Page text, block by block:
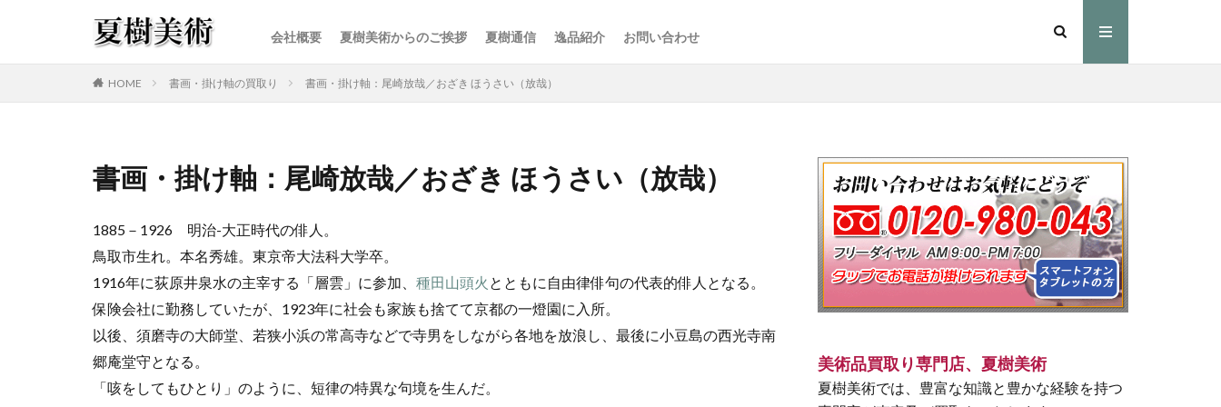
会社概要 夏樹美術からのご挨拶 夏樹通信 逸品紹介 お問い合わせ
HOME 書画・掛け軸の買取り 書画・掛け軸：尾崎放哉／おざき ほうさい（放哉）
書画・掛け軸：尾崎放哉／おざき ほうさい（放哉）
1885－1926 明治-大正時代の俳人。
鳥取市生れ。本名秀雄。東京帝大法科大学卒。
1916年に荻原井泉水の主宰する「層雲」に参加、 種田山頭火 とともに自由律俳句の代表的俳人となる。
保険会社に勤務していたが、1923年に社会も家族も捨てて京都の一燈園に入所。
以後、須磨寺の大師堂、若狭小浜の常高寺などで寺男をしながら各地を放浪し、最後に小豆島の西光寺南
郷庵堂守となる。
「咳をしてもひとり」のように、短律の特異な句境を生んだ。
美術品買取り専門店、夏樹美術
夏樹美術では、豊富な知識と豊かな経験を持つ
検索